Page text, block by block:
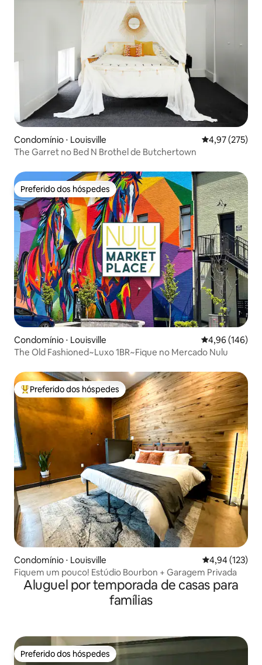
Condomínio ⋅ Louisville 4,97 de uma
4,97 (275)
The Garret no Bed N Brothel de Butchertown
Preferido dos hóspedes
Preferido dos hóspedes
Condomínio ⋅ Louisville 4,96 de uma
4,96 (146)
The Old Fashioned~Luxo 1BR~Fique no Mercado Nulu
Entre os melhores preferidos dos hóspedes
Preferido dos hóspedes
Condomínio ⋅ Louisville 4,94 de uma
4,94 (123)
Fiquem um pouco! Estúdio Bourbon + Garagem Privada
Aluguel por temporada de casas para
famílias
Preferido dos hóspedes
Preferido dos hóspedes